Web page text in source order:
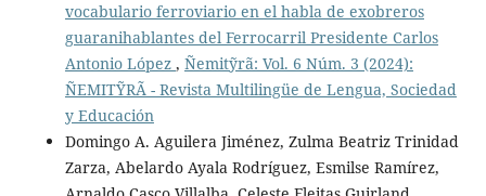
vocabulario ferroviario en el habla de exobreros
guaranihablantes del Ferrocarril Presidente Carlos
Antonio López , Ñemitỹrã: Vol. 6 Núm. 3 (2024):
ÑEMITỸRÃ - Revista Multilingüe de Lengua, Sociedad
y Educación
Domingo A. Aguilera Jiménez, Zulma Beatriz Trinidad
Zarza, Abelardo Ayala Rodríguez, Esmilse Ramírez,